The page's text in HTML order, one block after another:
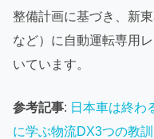
整備計画に基づき、新
など）に自動運転専用
いています。
参考記事: 日本車は終わ
に学ぶ物流DX3つの教訓